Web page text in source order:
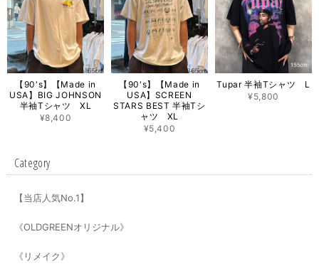
【90's】【Made in
USA】BIG JOHNSON
半袖Tシャツ XL
¥8,400
【90's】【Made in
USA】SCREEN
STARS BEST 半袖Tシ
ャツ XL
¥5,400
Tupar 半袖Tシャツ L
¥5,800
Category
【当店人気No.1】
《OLDGREENオリジナル》
《リメイク》